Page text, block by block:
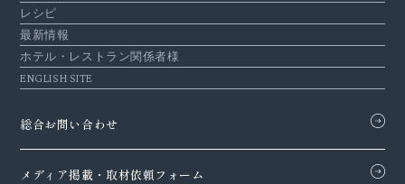
レシピ
最新情報
ホテル・レストラン関係者様
ENGLISH SITE
総合お問い合わせ
メディア掲載・取材依頼フォーム